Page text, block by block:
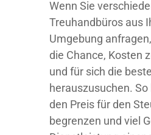
Wenn Sie
Treuhandbüros aus
Umgebung
die Chance, Kosten
und für sich die
herauszusuchen. So
den Preis für den
begrenzen und viel